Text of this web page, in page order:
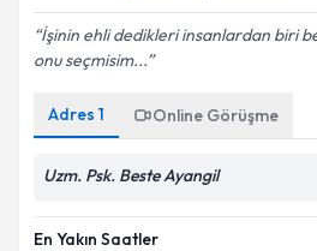
İşinin ehli dedikleri insanlardan biri
onu seçmisim...
Adres 1 Online Görüşme
Uzm. Psk. Beste Ayangil
En Yakın Saatler